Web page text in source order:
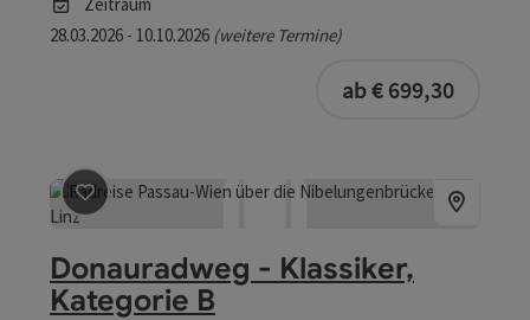
28.03.2026 - 10.10.2026 (weitere Termine)
ab € 699,30
Beitrag merken : Donauradweg - Klassiker, Kategorie B
Donauradweg - Klassiker,
Kategorie B